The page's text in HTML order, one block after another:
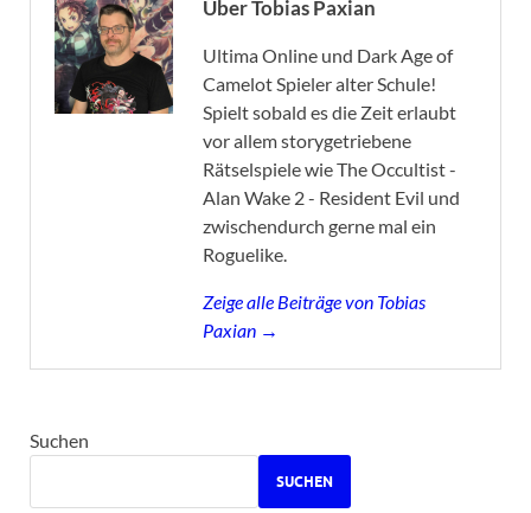
Über Tobias Paxian
Ultima Online und Dark Age of
Camelot Spieler alter Schule!
Spielt sobald es die Zeit erlaubt
vor allem storygetriebene
Rätselspiele wie The Occultist -
Alan Wake 2 - Resident Evil und
zwischendurch gerne mal ein
Roguelike.
Zeige alle Beiträge von Tobias
Paxian →
Suchen
SUCHEN